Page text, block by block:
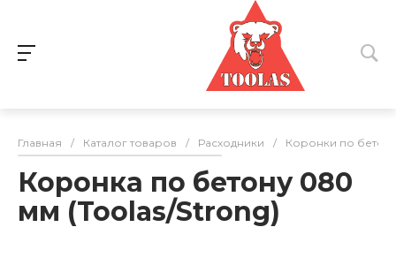
Главная / Каталог товаров / Расходники / Коронки по
Коронка по бетону 080
мм (Toolas/Strong)